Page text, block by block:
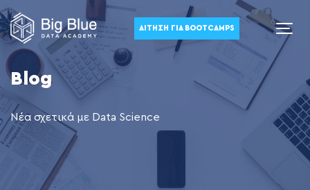
ΑΊΤΗΣΗ ΓΙΑ BOOTCAMPS
Blog
Νέα σχετικά με Data Science